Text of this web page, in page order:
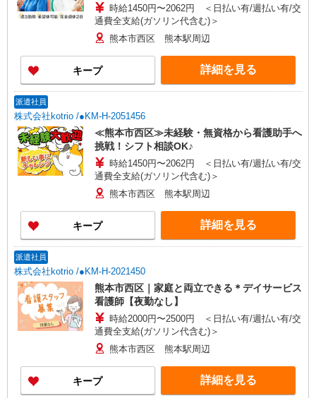
時給1450円〜2062円 ＜日払い有/週払い有/交
通費全支給(ガソリン代含む)＞
熊本市西区 熊本駅周辺
キープ 詳細を見る
派遣社員
株式会社kotrio /●KM-H-2051456
≪熊本市西区≫未経験・無資格から看護助手へ
挑戦！シフト相談OK♪
時給1450円〜2062円 ＜日払い有/週払い有/交
通費全支給(ガソリン代含む)＞
熊本市西区 熊本駅周辺
キープ 詳細を見る
派遣社員
株式会社kotrio /●KM-H-2021450
熊本市西区｜家庭と両立できる＊デイサービス
看護師【夜勤なし】
時給2000円〜2500円 ＜日払い有/週払い有/交
通費全支給(ガソリン代含む)＞
熊本市西区 熊本駅周辺
キープ 詳細を見る